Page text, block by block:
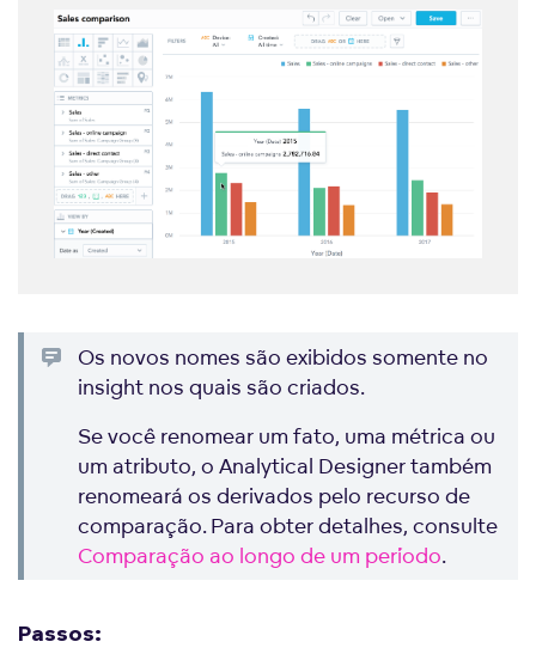
Os novos nomes são exibidos somente no
insight nos quais são criados.
Se você renomear um fato, uma métrica ou
um atributo, o Analytical Designer também
renomeará os derivados pelo recurso de
comparação. Para obter detalhes, consulte
Comparação ao longo de um período.
Passos: